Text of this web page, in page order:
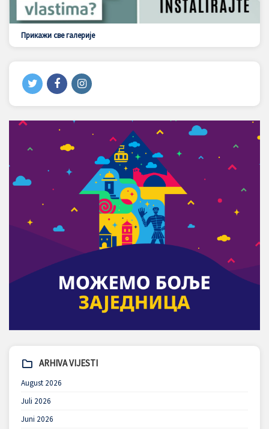
Прикажи све галерије
ARHIVA VIJESTI
August 2026
Juli 2026
Juni 2026